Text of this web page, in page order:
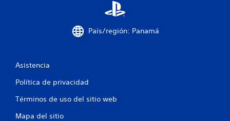
País/región: Panamá
Asistencia
Política de privacidad
Términos de uso del sitio web
Mapa del sitio